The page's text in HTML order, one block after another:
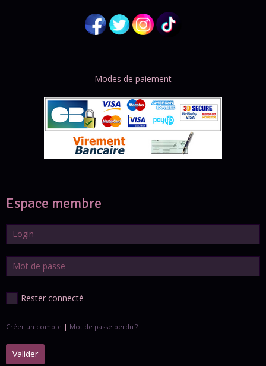
Modes de paiement
Espace membre
Rester connecté
Créer un compte | Mot de passe perdu ?
Valider